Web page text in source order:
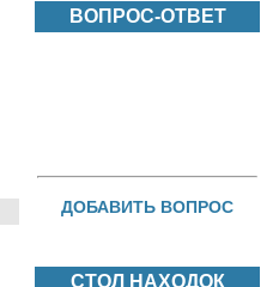
ВОПРОС-ОТВЕТ
ДОБАВИТЬ ВОПРОС
СТОЛ НАХОДОК